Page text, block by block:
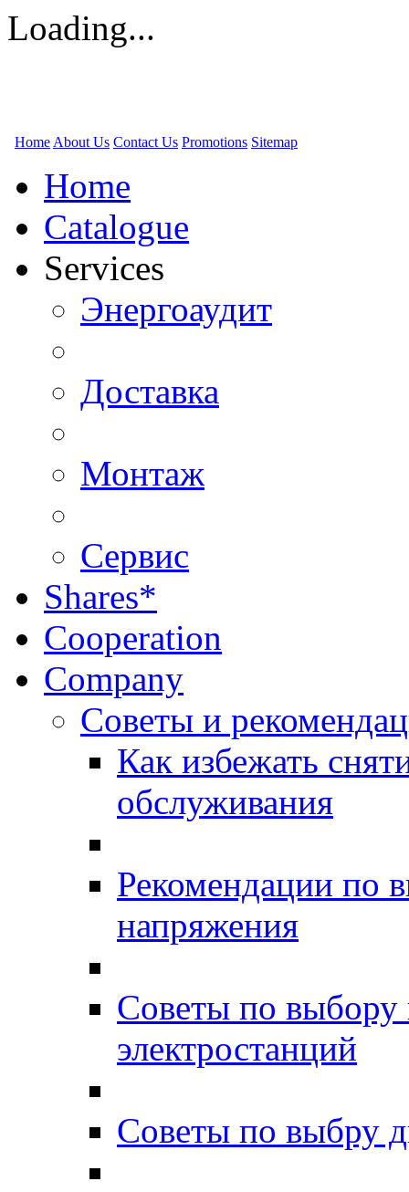
Loading...
Home About Us Contact Us Promotions Sitemap
Home
Catalogue
Services
Энергоаудит
Доставка
Монтаж
Сервис
Shares*
Cooperation
Company
Советы и
Как избежать
обслуживания
Рекомендации по
напряжения
Советы по выбору
электростанций
Советы по выбру